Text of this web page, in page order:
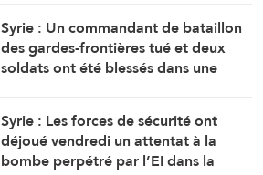
travaux sont en cours pour définir
une voie maritime temporaire. Un
accord définitif est imminent.
Syrie : Un commandant de bataillon
des gardes-frontières tué et deux
soldats ont été blessés dans une
nord-ouest du pays.
Syrie : Les forces de sécurité ont
déjoué vendredi un attentat à la
bombe perpétré par l’EI dans la